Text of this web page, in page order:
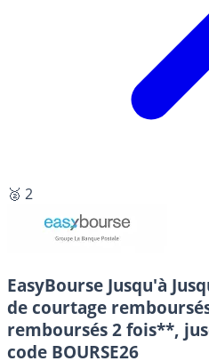
🥈 2
EasyBourse Jusqu'à
de courtage
remboursés 2 fois**,
code BOURSE26